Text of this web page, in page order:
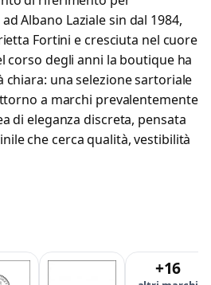
Albano Laziale sin dal 1984,
Fortini e cresciuta nel cuore
corso degli anni la boutique ha
chiara: una selezione sartoriale
a marchi prevalentemente
di eleganza discreta, pensata
che cerca qualità, vestibilità
+16